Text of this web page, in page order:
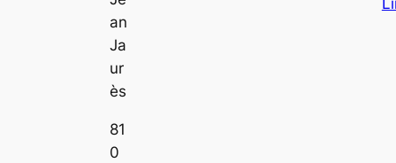
an
Ja
ur
ès
81
0